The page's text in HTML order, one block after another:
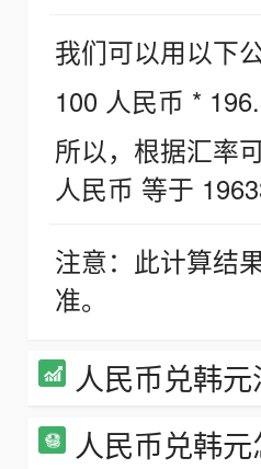
我们可以用以下
100 人民币 *
所以，根据汇率
人民币 等于
注意：此计算结
准。
人民币兑韩
人民币兑韩